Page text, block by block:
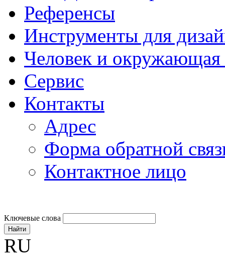
Референсы
Инструменты для
Человек и окружающая
Сервис
Контакты
Адрес
Форма обратной
Контактное лицо
Ключевые слова
Найти
RU